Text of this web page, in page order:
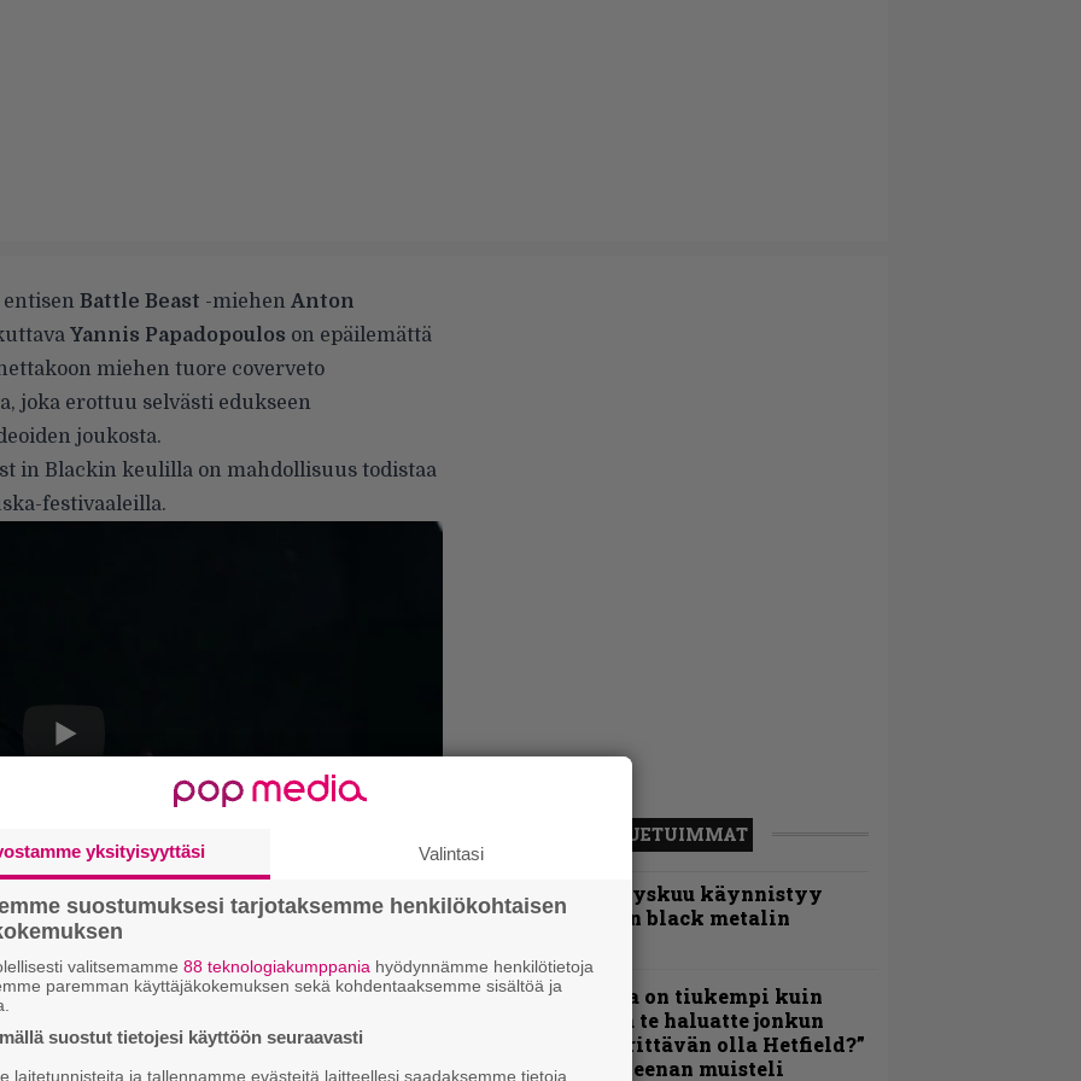
Battle Beast -miehen Anton
Yannis Papadopoulos on epäilemättä
miehen tuore coverveto
joka erottuu selvästi edukseen
joukosta.
in Blackin keulilla on mahdollisuus todistaa
festivaaleilla.
ja tiedät mistä kahvitauolla puhutaan!
ja puheenaiheet suoraan sähköpostiin
LUETUIMMAT
Espoon syyskuu käynnistyy
kotimaisen black metalin
”Metallica on tiukempi kuin
koskaan ja te haluatte jonkun
nulikan yrittävän olla Hetfield?”
– Pepper Keenan muisteli
yksityisyyttäsi Valintasi
suostumuksesi tarjotaksemme henkilökohtaisen
valitsemamme 88 teknologiakumppania hyödynnämme henkilötietoja
paremman käyttäjäkokemuksen sekä kohdentaaksemme sisältöä ja
suostut tietojesi käyttöön seuraavasti
laitetunnisteita ja tallennamme evästeitä laitteellesi saadaksemme tietoja